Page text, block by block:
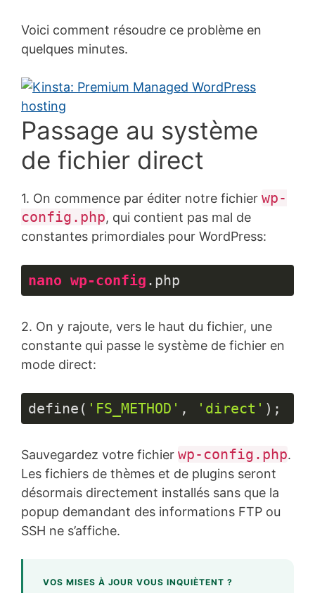
Voici comment résoudre ce problème en
quelques minutes.
Passage au système
de fichier direct
1. On commence par éditer notre fichier wp-
config.php, qui contient pas mal de
constantes primordiales pour WordPress:
nano wp-config .php
code :
(css)
2. On y rajoute, vers le haut du fichier, une
constante qui passe le système de fichier en
mode direct:
define( 'FS_METHOD' , 'direct' );
code :
JavaScript
(javascript )
Sauvegardez votre fichier wp-config.php.
Les fichiers de thèmes et de plugins seront
désormais directement installés sans que la
popup demandant des informations FTP ou
SSH ne s’affiche.
VOS MISES À JOUR VOUS INQUIÈTENT ?